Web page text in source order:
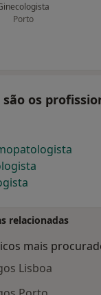
Porto
são os
relacionadas
mais
Lisboa